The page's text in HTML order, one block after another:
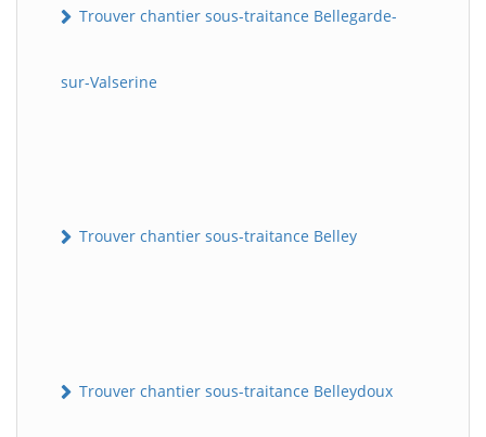
Trouver chantier sous-traitance Bellegarde-
sur-Valserine
Trouver chantier sous-traitance Belley
Trouver chantier sous-traitance Belleydoux